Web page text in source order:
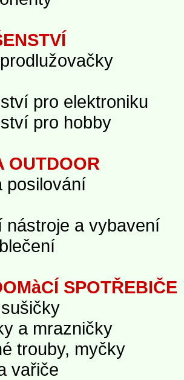
pro elektroniku
pro hobby
OUTDOOR
posilování
nástroje a vybavení
SPOTŘEBIČE
a mrazničky
trouby, myčky
vařiče